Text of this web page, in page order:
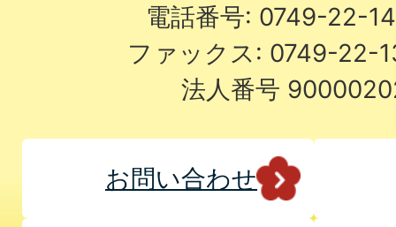
電話番号: 0749-22-
ファックス: 0749-22-
法人番号
お問い合わせ